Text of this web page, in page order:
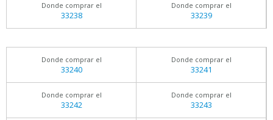
Donde comprar el
33238
Donde comprar el
33239
Donde comprar el
33240
Donde comprar el
33241
Donde comprar el
33242
Donde comprar el
33243